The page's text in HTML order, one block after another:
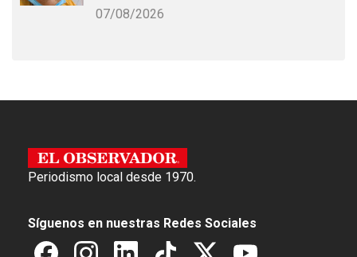
07/08/2026
Periodismo local desde 1970.
Síguenos en nuestras Redes Sociales